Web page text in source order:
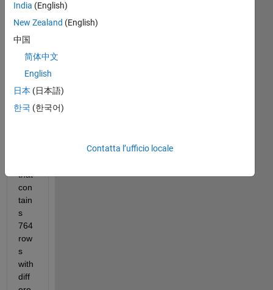
Hi!
I
hav
that
con
tain
s
764
row
s
with
diff
India (English)
New Zealand (English)
中国
简体中文
English
日本 (日本語)
한국 (한국어)
Contatta l’ufficio locale